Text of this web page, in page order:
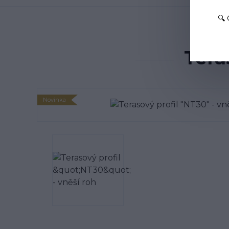
Novinka
🔍